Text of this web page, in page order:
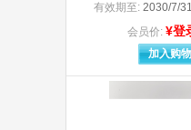
有效期至: 2030/7/31
会员价: ¥登
加入购